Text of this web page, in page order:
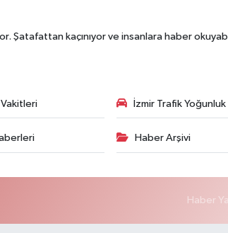
Şatafattan kaçınıyor ve insanlara haber
Vakitleri İzmir Trafik Yoğunluk
Haber Arşivi
Haber